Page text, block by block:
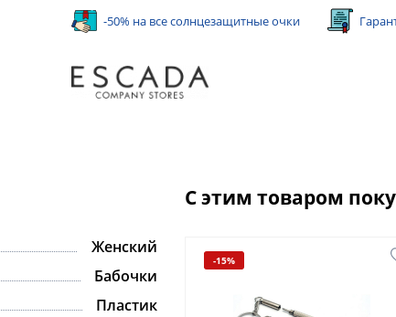
-50% на все солнцезащитные очки
Женский
Бабочки
Пластик
С этим товаром
-15%